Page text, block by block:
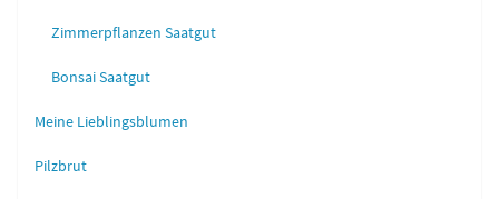
Zimmerpflanzen Saatgut
Bonsai Saatgut
Meine Lieblingsblumen
Pilzbrut